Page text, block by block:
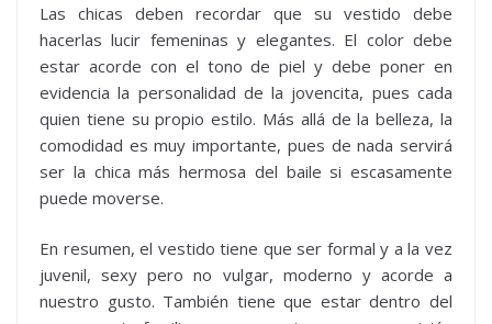
Las chicas deben recordar que su vestido debe
hacerlas lucir femeninas y elegantes. El color debe
estar acorde con el tono de piel y debe poner en
evidencia la personalidad de la jovencita, pues cada
quien tiene su propio estilo. Más allá de la belleza, la
comodidad es muy importante, pues de nada servirá
ser la chica más hermosa del baile si escasamente
puede moverse.
En resumen, el vestido tiene que ser formal y a la vez
juvenil, sexy pero no vulgar, moderno y acorde a
nuestro gusto. También tiene que estar dentro del